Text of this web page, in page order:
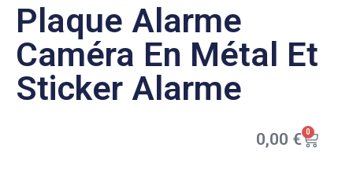
Plaque Alarme
Caméra En Métal Et
Sticker Alarme
0,00 € 0